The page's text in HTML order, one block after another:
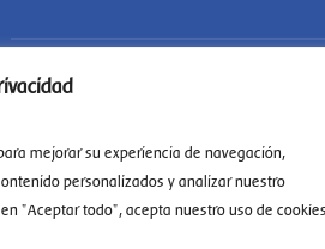
mejorar su experiencia de navegación,
personalizados y analizar nuestro
"Aceptar todo", acepta nuestro uso de